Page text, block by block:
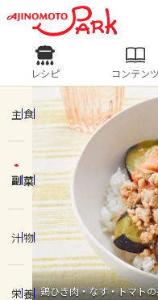
ログインす
ログイン
ホーム
コンテンツ
レシピ
レシピ
人気の食材・レシピ
きゅうり なす
ピーマン
みょ
レシピ コンテンツ
主食
副菜
汁物
栄養 鶏ひき肉・なす・トマト